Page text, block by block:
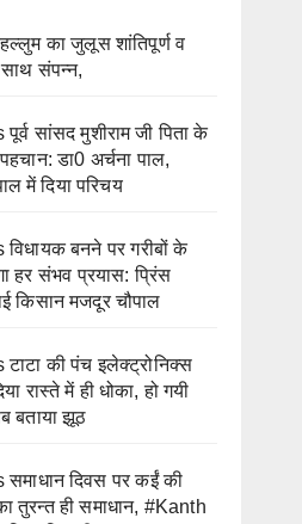
का जुलूस शांतिपूर्ण व
संपन्न,
सांसद मुशीराम जी पिता के
डा0 अर्चना पाल,
में दिया परिचय
बनने पर गरीबों के
हर संभव प्रयास: प्रिंस
किसान मजदूर चौपाल
की पंच इलेक्ट्रोनिक्स
रास्ते में ही धोका, हो गयी
बताया झूठ
दिवस पर कईं की
तुरन्त ही समाधान, #Kanth